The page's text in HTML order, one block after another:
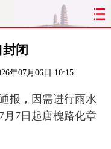
太原
文明 出行
综合 专题
闭
年07月06日 10:15
，因需进行雨水
月7日起唐槐路化章